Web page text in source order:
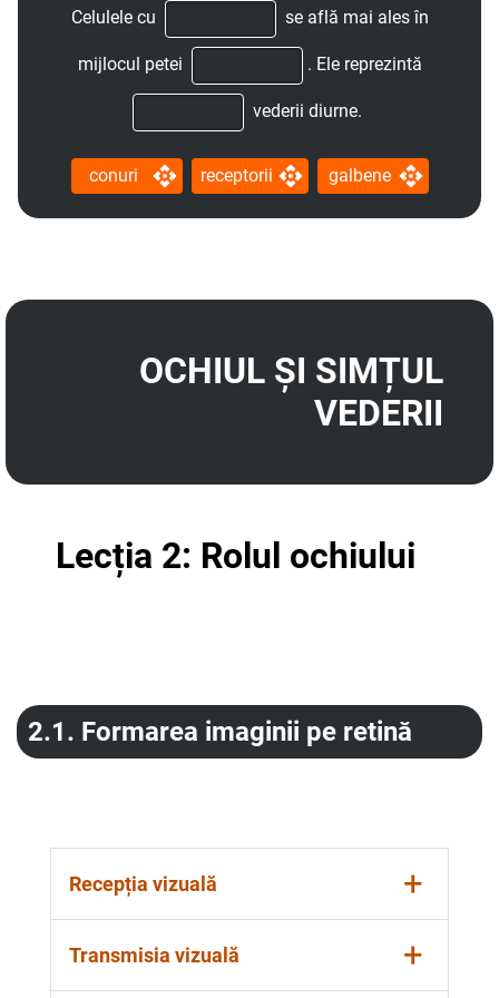
Celulele cu se află mai ales în
mijlocul petei . Ele reprezintă
vederii diurne.
conuri receptorii galbene
OCHIUL ȘI SIMȚUL
VEDERII
Lecția 2: Rolul ochiului
2.1. Formarea imaginii pe retină
Recepția vizuală +
Se datorează faptului că, trecând prin
mediile transparente, razele luminoase
suferă trei refracții: una la nivelul corneei
Transmisia vizuală +